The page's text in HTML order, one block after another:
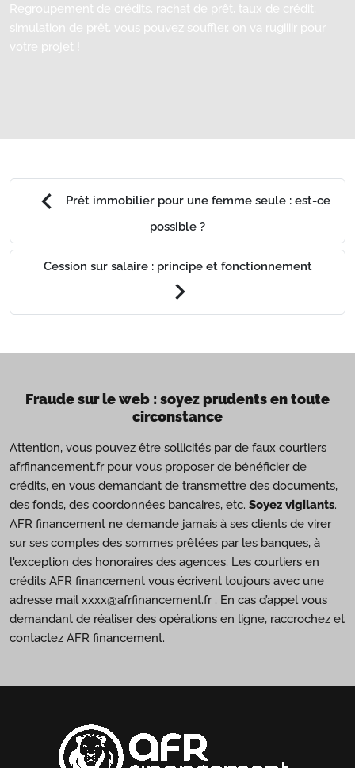
Regroupement de crédits, rachat de prêt, taux de crédit,
simulation de prêt, vous pouvez souffler, on va rugiiiir pour
votre projet !
chevron_left
Prêt immobilier pour une femme seule : est-ce
possible ?
Cession sur salaire : principe et fonctionnement
chevron_right
Fraude sur le web : soyez prudents en toute
circonstance
Attention, vous pouvez être sollicités par de faux courtiers
afrfinancement.fr pour vous proposer de bénéficier de
crédits, en vous demandant de transmettre des documents,
des fonds, des coordonnées bancaires, etc. Soyez vigilants.
AFR financement ne demande jamais à ses clients de virer
sur ses comptes des sommes prêtées par les banques, à
l'exception des honoraires des agences. Les courtiers en
crédits AFR financement vous écrivent toujours avec une
adresse mail xxxx@afrfinancement.fr . En cas d’appel vous
demandant de réaliser des opérations en ligne, raccrochez et
contactez AFR financement.